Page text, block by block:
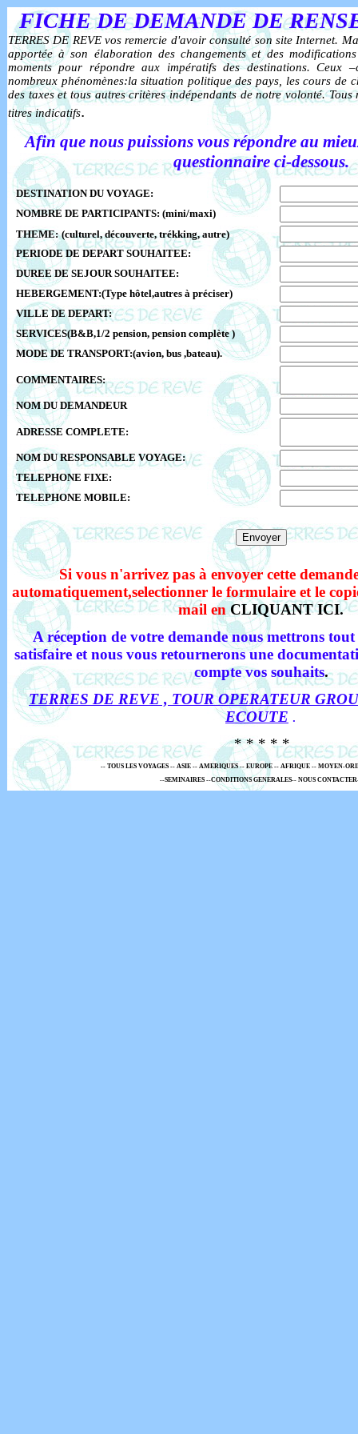
FICHE DE DEMANDE DE
TERRES DE REVE vos remercie d'avoir consulté son site Internet.
apportée à son élaboration des changements et des
moments pour répondre aux impératifs des destinations. Ceux
nombreux phénomènes:la situation politique des pays, les cours de
des taxes et tous autres critères indépendants de notre volonté.
titres indicatifs.
Afin que nous puissions vous répondre au
questionnaire ci-dessous.
DESTINATION DU VOYAGE:
NOMBRE DE PARTICIPANTS: (mini/maxi)
THEME: (culturel, découverte, trékking, autre)
PERIODE DE DEPART SOUHAITEE:
DUREE DE SEJOUR SOUHAITEE:
HEBERGEMENT:(Type hôtel,autres à préciser)
VILLE DE DEPART:
SERVICES(B&B,1/2 pension, pension complète)
MODE DE TRANSPORT:(avion, bus ,bateau).
COMMENTAIRES:
NOM DU DEMANDEUR
ADRESSE COMPLETE:
NOM DU RESPONSABLE VOYAGE:
TELEPHONE FIXE:
TELEPHONE MOBILE:
Si vous n'arrivez pas à envoyer cette
automatiquement,selectionner le formulaire et le
mail en CLIQUANT ICI.
A réception de votre demande nous mettrons
satisfaire et nous vous retournerons une
compte vos souhaits.
TERRES DE REVE , TOUR OPERATEUR
ECOUTE .
* * * * *
--TOUS LES VOYAGES --ASIE -- AMERIQUES--EUROPE --AFRIQUE -- MOYEN-
--SEMINAIRES --CONDITIONS GENERALES-- NOUS CONTACTER